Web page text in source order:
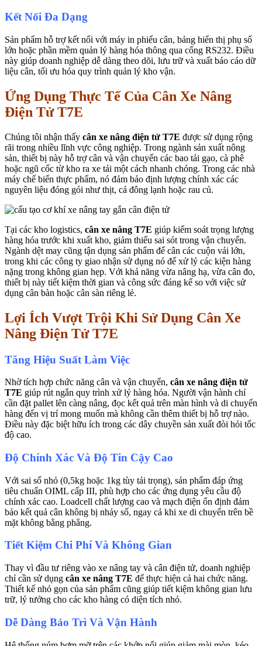
Kết Nối Đa Dạng
Sản phẩm hỗ trợ kết nối với máy in phiếu cân, bảng hiển thị phụ số
lớn hoặc phần mềm quản lý hàng hóa thông qua cổng RS232. Điều
này giúp doanh nghiệp dễ dàng theo dõi, lưu trữ và xuất báo cáo dữ
liệu cân, tối ưu hóa quy trình quản lý kho vận.
Ứng Dụng Thực Tế Của Cân Xe Nâng
Điện Tử T7E
Chúng tôi nhận thấy cân xe nâng điện tử T7E được sử dụng rộng
rãi trong nhiều lĩnh vực công nghiệp. Trong ngành sản xuất nông
sản, thiết bị này hỗ trợ cân và vận chuyển các bao tải gạo, cà phê
hoặc ngũ cốc từ kho ra xe tải một cách nhanh chóng. Trong các nhà
máy chế biến thực phẩm, nó đảm bảo định lượng chính xác các
nguyên liệu đóng gói như thịt, cá đông lạnh hoặc rau củ.
Tại các kho logistics, cân xe nâng T7E giúp kiểm soát trọng lượng
hàng hóa trước khi xuất kho, giảm thiểu sai sót trong vận chuyển.
Ngành dệt may cũng tận dụng sản phẩm để cân các cuộn vải lớn,
trong khi các công ty giao nhận sử dụng nó để xử lý các kiện hàng
nặng trong không gian hẹp. Với khả năng vừa nâng hạ, vừa cân đo,
thiết bị này tiết kiệm thời gian và công sức đáng kể so với việc sử
dụng cân bàn hoặc cân sàn riêng lẻ.
Lợi Ích Vượt Trội Khi Sử Dụng Cân Xe
Nâng Điện Tử T7E
Tăng Hiệu Suất Làm Việc
Nhờ tích hợp chức năng cân và vận chuyển, cân xe nâng điện tử
T7E giúp rút ngắn quy trình xử lý hàng hóa. Người vận hành chỉ
cần đặt pallet lên càng nâng, đọc kết quả trên màn hình và di chuyển
hàng đến vị trí mong muốn mà không cần thêm thiết bị hỗ trợ nào.
Điều này đặc biệt hữu ích trong các dây chuyền sản xuất đòi hỏi tốc
độ cao.
Độ Chính Xác Và Độ Tin Cậy Cao
Với sai số nhỏ (0,5kg hoặc 1kg tùy tải trọng), sản phẩm đáp ứng
tiêu chuẩn OIML cấp III, phù hợp cho các ứng dụng yêu cầu độ
chính xác cao. Loadcell chất lượng cao và mạch điện ổn định đảm
bảo kết quả cân không bị nhảy số, ngay cả khi xe di chuyển trên bề
mặt không bằng phẳng.
Tiết Kiệm Chi Phí Và Không Gian
Thay vì đầu tư riêng vào xe nâng tay và cân điện tử, doanh nghiệp
chỉ cần sử dụng cân xe nâng T7E để thực hiện cả hai chức năng.
Thiết kế nhỏ gọn của sản phẩm cũng giúp tiết kiệm không gian lưu
trữ, lý tưởng cho các kho hàng có diện tích nhỏ.
Dễ Dàng Bảo Trì Và Vận Hành